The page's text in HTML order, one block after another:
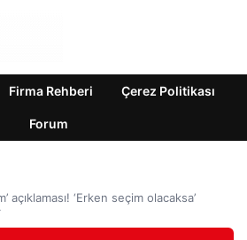
Firma Rehberi Çerez Politikası
Forum
açıklaması! ‘Erken seçim olacaksa’